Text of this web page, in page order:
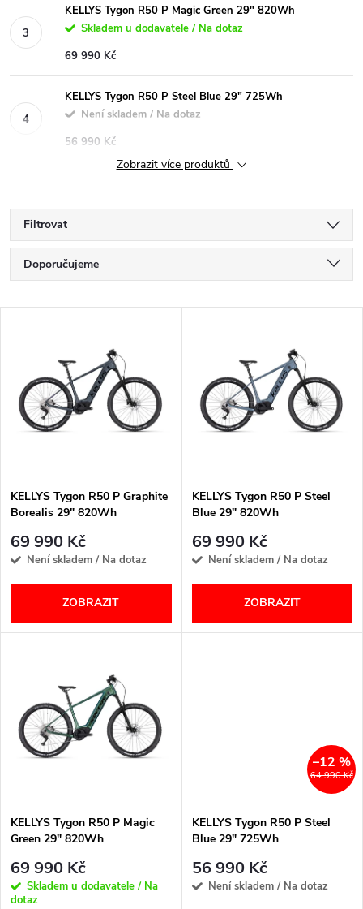
KELLYS Tygon R50 P Magic Green 29" 820Wh
Skladem u dodavatele / Na dotaz
69 990 Kč
KELLYS Tygon R50 P Steel Blue 29" 725Wh
Není skladem / Na dotaz
56 990 Kč
Zobrazit více produktů
Filtrovat
Ř
a
e
n
p
r
o
d
k
t
Doporučujeme
Nejprodávanější
Abecedně
p
s
p
r
k
ů
KELLYS Tygon R50 P Graphite
Borealis 29" 820Wh
69 990 Kč
Není skladem / Na dotaz
ZOBRAZIT
KELLYS Tygon R50 P Steel
Blue 29" 820Wh
69 990 Kč
Není skladem / Na dotaz
ZOBRAZIT
KELLYS Tygon R50 P Magic
Green 29" 820Wh
69 990 Kč
Skladem u dodavatele / Na
dotaz
64 990 Kč
–12 %
KELLYS Tygon R50 P Steel
Blue 29" 725Wh
56 990 Kč
Není skladem / Na dotaz